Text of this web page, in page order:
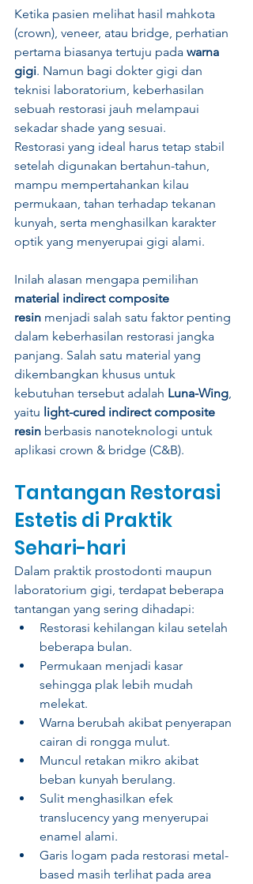
Ketika pasien melihat hasil mahkota
(crown), veneer, atau bridge, perhatian
pertama biasanya tertuju pada warna
gigi. Namun bagi dokter gigi dan
teknisi laboratorium, keberhasilan
sebuah restorasi jauh melampaui
sekadar shade yang sesuai.
Restorasi yang ideal harus tetap stabil
setelah digunakan bertahun-tahun,
mampu mempertahankan kilau
permukaan, tahan terhadap tekanan
kunyah, serta menghasilkan karakter
optik yang menyerupai gigi alami.
Inilah alasan mengapa pemilihan
material indirect composite
resin menjadi salah satu faktor penting
dalam keberhasilan restorasi jangka
panjang. Salah satu material yang
dikembangkan khusus untuk
kebutuhan tersebut adalah Luna-Wing
yaitu light-cured indirect composite
resin berbasis nanoteknologi untuk
aplikasi crown & bridge (C&B).
Tantangan Restorasi
Estetis di Praktik
Sehari-hari
Dalam praktik prostodonti maupun
laboratorium gigi, terdapat beberapa
tantangan yang sering dihadapi:
Restorasi kehilangan kilau setelah
beberapa bulan.
Permukaan menjadi kasar
sehingga plak lebih mudah
melekat.
Warna berubah akibat penyerapan
cairan di rongga mulut.
Muncul retakan mikro akibat
beban kunyah berulang.
Sulit menghasilkan efek
translucency yang menyerupai
enamel alami.
Garis logam pada restorasi metal-
based masih terlihat pada area